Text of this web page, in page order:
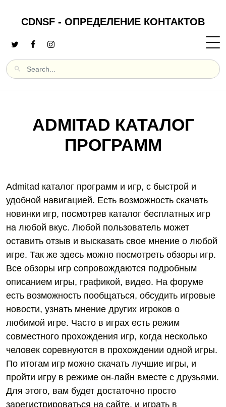
CDNSF - ОПРЕДЕЛЕНИЕ КОНТАКТОВ
ADMITAD КАТАЛОГ
ПРОГРАММ
Admitad каталог программ и игр, с быстрой и
удобной навигацией. Есть возможность скачать
новинки игр, посмотрев каталог бесплатных игр
на любой вкус. Любой пользователь может
оставить отзыв и высказать свое мнение о любой
игре. Так же здесь можно посмотреть обзоры игр.
Все обзоры игр сопровождаются подробным
описанием игры, графикой, видео. На форуме
есть возможность пообщаться, обсудить игровые
новости, узнать мнение других игроков о
любимой игре. Часто в играх есть режим
совместного прохождения игр, когда несколько
человек соревнуются в прохождении одной игры.
По итогам игр можно скачать лучшие игры, и
пройти игру в режиме он-лайн вместе с друзьями.
Для этого, вам будет достаточно просто
зарегистрироваться на сайте, и играть в